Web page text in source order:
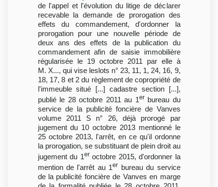
de l'appel et l'évolution du litige de déclarer
recevable la demande de prorogation des
effets du commandement, d'ordonner la
prorogation pour une nouvelle période de
deux ans des effets de la publication du
commandement afin de saisie immobilière
régularisée le 19 octobre 2011 par elle à
M. X..., qui vise leslots n° 23, 11, 1, 24, 16, 9,
18, 17, 8 et 2 du règlement de copropriété de
l'immeuble situé [...] cadastre section [...],
publié le 28 octobre 2011 au 1er bureau du
service de la publicité foncière de Vanves
volume 2011 S n° 26, déjà prorogé par
jugement du 10 octobre 2013 mentionné le
25 octobre 2013, l'arrêt, en ce qu'il ordonne
la prorogation, se substituant de plein droit au
jugement du 1er octobre 2015, d'ordonner la
mention de l'arrêt au 1er bureau du service
de la publicité foncière de Vanves en marge